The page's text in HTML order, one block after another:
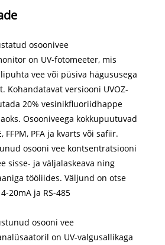
osoonivee
on UV-fotomeeter, mis
vee või püsiva hägususega
Kohandatavat versiooni UVOZ-
20% vesinikfluoriidhappe
Osooniveega kokkupuutuvad
FFPM, PFA ja kvarts või safiir.
osooni vee kontsentratsiooni
sisse- ja väljalaskeava ning
tööliides. Väljund on otse
20mA ja RS-485
osooni vee
on UV-valgusallikaga